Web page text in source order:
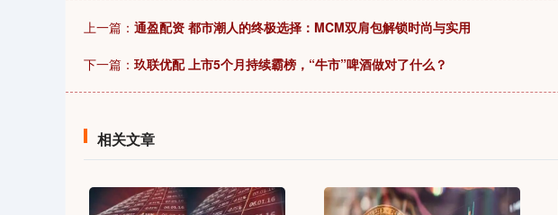
上一篇： 通盈配资 都市潮人的终极选择：MCM双肩包解锁时尚与实用
下一篇： 玖联优配 上市5个月持续霸榜，“牛市”啤酒做对了什么？
相关文章